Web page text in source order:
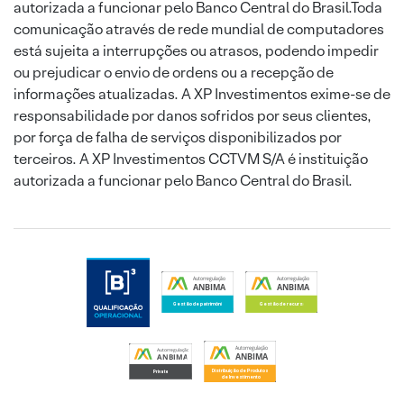
autorizada a funcionar pelo Banco Central do Brasil.Toda
comunicação através de rede mundial de computadores
está sujeita a interrupções ou atrasos, podendo impedir
ou prejudicar o envio de ordens ou a recepção de
informações atualizadas. A XP Investimentos exime-se de
responsabilidade por danos sofridos por seus clientes,
por força de falha de serviços disponibilizados por
terceiros. A XP Investimentos CCTVM S/A é instituição
autorizada a funcionar pelo Banco Central do Brasil.